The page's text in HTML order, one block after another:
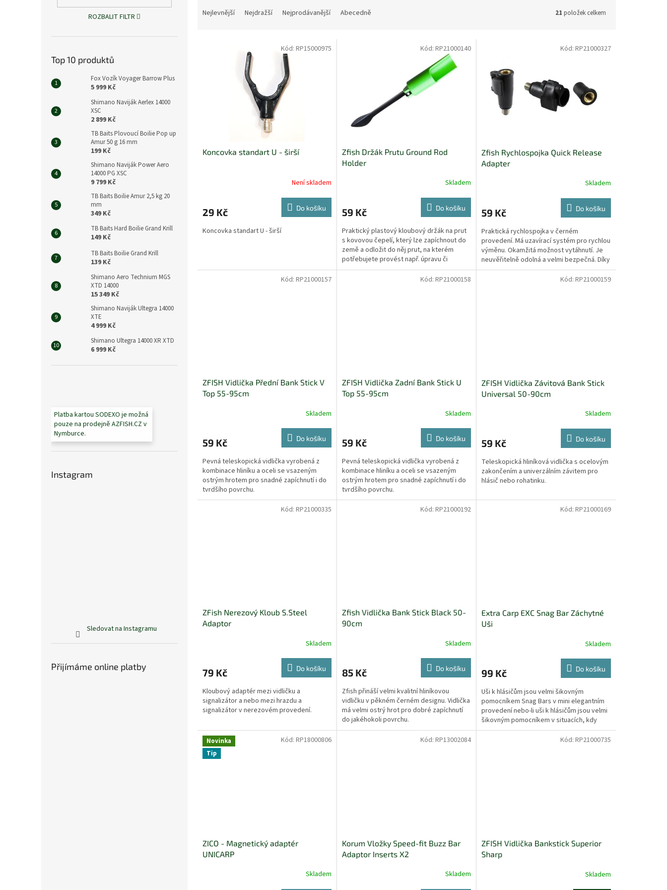
ROZBALIT FILTR
Top 10 produktů
Fox Vozík Voyager Barrow Plus
5 999 Kč
Shimano Naviják Aerlex 14000
XSC
2 899 Kč
TB Baits Plovoucí Boilie Pop up
Amur 50 g 16 mm
199 Kč
Shimano Naviják Power Aero
14000 PG XSC
9 799 Kč
TB Baits Boilie Amur 2,5 kg 20
mm
349 Kč
TB Baits Hard Boilie Grand Krill
149 Kč
TB Baits Boilie Grand Krill
139 Kč
Shimano Aero Technium MGS
XTD 14000
15 349 Kč
Shimano Naviják Ultegra 14000
XTE
4 999 Kč
Shimano Ultegra 14000 XR XTD
6 999 Kč
Platba kartou SODEXO je možná
pouze na prodejně AZFISH.CZ v
Nymburce.
Instagram
Sledovat na Instagramu
Přijímáme online platby
Nejlevnější Nejdražší Nejprodávanější Abecedně 21 položek celkem
Koncovka standart U - širší
Není skladem
29 Kč Do košíku
Koncovka standart U - širší
Kód: RP15000975
Zfish Držák Prutu Ground Rod
Holder
Skladem
59 Kč Do košíku
Praktický plastový kloubový držák na prut
s kovovou čepelí, který lze zapíchnout do
země a odložit do něj prut, na kterém
potřebujete provést např. úpravu či
výměnu háčku,...
Kód: RP21000140
Zfish Rychlospojka Quick Release
Adapter
Skladem
59 Kč Do košíku
Praktická rychlospojka v černém
provedení. Má uzavírací systém pro rychlou
výměnu. Okamžitá možnost vytáhnutí. Je
neuvěřitelně odolná a velmi bezpečná. Díky
univerzálnímu závitu...
Kód: RP21000327
ZFISH Vidlička Přední Bank Stick V
Top 55-95cm
Skladem
59 Kč Do košíku
Pevná teleskopická vidlička vyrobená z
kombinace hliníku a oceli se vsazeným
ostrým hrotem pro snadné zapíchnutí i do
tvrdšího povrchu.
Kód: RP21000157
ZFISH Vidlička Zadní Bank Stick U
Top 55-95cm
Skladem
59 Kč Do košíku
Pevná teleskopická vidlička vyrobená z
kombinace hliníku a oceli se vsazeným
ostrým hrotem pro snadné zapíchnutí i do
tvrdšího povrchu.
Kód: RP21000158
ZFISH Vidlička Závitová Bank Stick
Universal 50-90cm
Skladem
59 Kč Do košíku
Teleskopická hliníková vidlička s ocelovým
zakončením a univerzálním závitem pro
hlásič nebo rohatinku.
Kód: RP21000159
ZFish Nerezový Kloub S.Steel
Adaptor
Skladem
79 Kč Do košíku
Kloubový adaptér mezi vidličku a
signalizátor a nebo mezi hrazdu a
signalizátor v nerezovém provedení.
Kód: RP21000335
Zfish Vidlička Bank Stick Black 50-
90cm
Skladem
85 Kč Do košíku
Zfish přináší velmi kvalitní hliníkovou
vidličku v pěkném černém designu. Vidlička
má velmi ostrý hrot pro dobré zapíchnutí
do jakéhokoli povrchu.
Kód: RP21000192
Extra Carp EXC Snag Bar Záchytné
Uši
Skladem
99 Kč Do košíku
Uši k hlásičům jsou velmi šikovným
pomocníkem Snag Bars v mini elegantním
provedení nebo-li uši k hlásičům jsou velmi
šikovným pomocníkem v situacích, kdy
chytáte s montáží...
Kód: RP21000169
Novinka
Tip
ZICO - Magnetický adaptér
UNICARP
Skladem
Kód: RP18000806
Korum Vložky Speed-fit Buzz Bar
Adaptor Inserts X2
Skladem
Kód: RP13002084
ZFISH Vidlička Bankstick Superior
Sharp
Skladem
Kód: RP21000735